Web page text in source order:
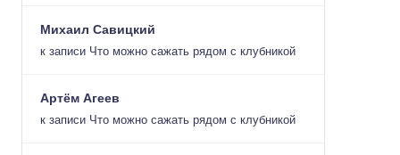
Михаил Савицкий
к записи Что можно сажать рядом с клубникой
Артём Агеев
к записи Что можно сажать рядом с клубникой